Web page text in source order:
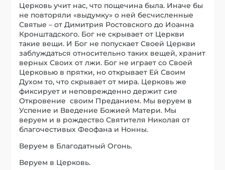
Церковь учит нас, что пощечина была. Иначе бы
не повторяли «выдумку» о ней бесчисленные
Святые – от Димитрия Ростовского до Иоанна
Кронштадского. Бог не скрывает от Церкви
такие вещи. И Бог не попускает Своей Церкви
заблуждаться относительно таких вещей, хранит
верных Своих от лжи. Бог не играет со Своей
Церковью в прятки, но открывает Ей Своим
Духом то, что скрывает от мира. Церковь же
фиксирует и неповрежденно держит сие
Откровение своим Преданием. Мы веруем в
Успение и Введение Божией Матери. Мы
веруем и в рождество Святителя Николая от
благочестивых Феофана и Нонны.
Веруем в Благодатный Огонь.
Веруем в Церковь.